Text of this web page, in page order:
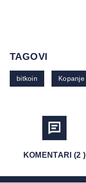
TAGOVI
bitkoin Kopanje
KOMENTARI (2 )